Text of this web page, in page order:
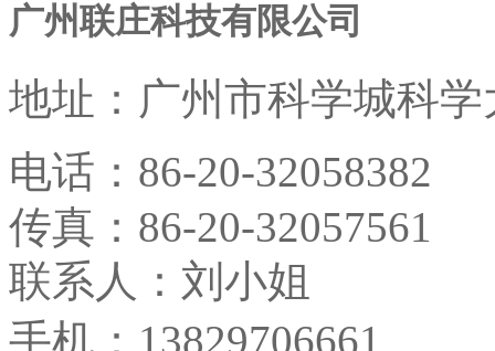
广州联庄科技有限公司
地址： 广州市科学城科
电话： 86-20-32058382
传真： 86-20-32057561
联系人：刘小姐
手机：13829706661